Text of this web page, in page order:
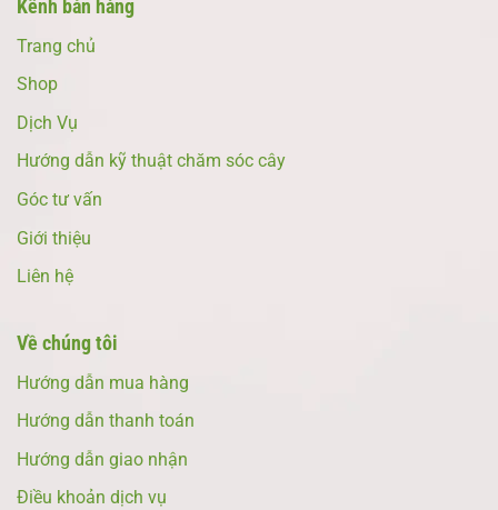
Kênh bán hàng
Trang chủ
Shop
Dịch Vụ
Hướng dẫn kỹ thuật chăm sóc cây
Góc tư vấn
Giới thiệu
Liên hệ
Về chúng tôi
Hướng dẫn mua hàng
Hướng dẫn thanh toán
Hướng dẫn giao nhận
Điều khoản dịch vụ